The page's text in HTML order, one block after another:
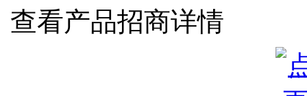
查看产品招商详情